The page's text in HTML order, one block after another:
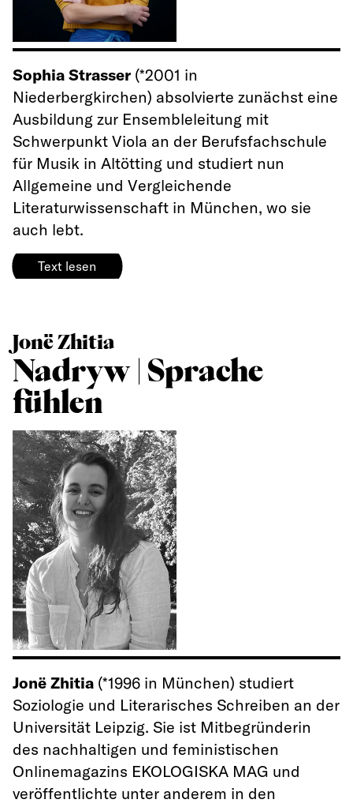
Sophia Strasser (*2001 in
Niederbergkirchen) absolvierte zunächst eine
Ausbildung zur Ensembleleitung mit
Schwerpunkt Viola an der Berufsfachschule
für Musik in Altötting und studiert nun
Allgemeine und Vergleichende
Literaturwissenschaft in München, wo sie
auch lebt.
Text lesen
Jonë Zhitia
Nadryw | Sprache
fühlen
Jonë Zhitia (*1996 in München) studiert
Soziologie und Literarisches Schreiben an der
Universität Leipzig. Sie ist Mitbegründerin
des nachhaltigen und feministischen
Onlinemagazins EKOLOGISKA MAG und
veröffentlichte unter anderem in den